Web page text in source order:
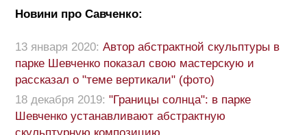
Новини про Савченко:
13 января 2020: Автор абстрактной скульптуры в
парке Шевченко показал свою мастерскую и
рассказал о "теме вертикали" (фото)
18 декабря 2019: "Границы солнца": в парке
Шевченко устанавливают абстрактную